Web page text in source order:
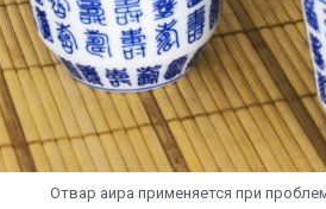
Отвар аира применяется при